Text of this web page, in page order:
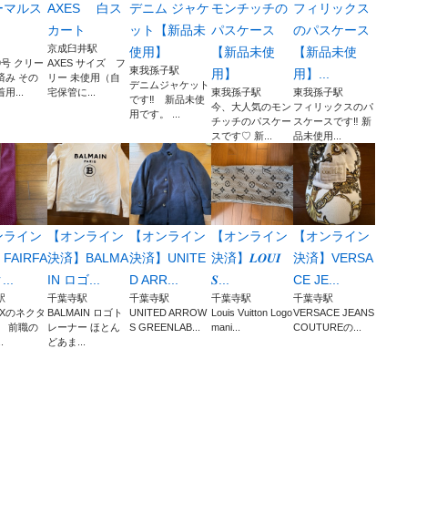
マルス
クリー
み その
用...
AXES 白ス
カート
京成臼井駅
AXES サイズ フ
リー 未使用（自
宅保管に...
デニム ジャケ
ット【新品未
使用】
東我孫子駅
デニムジャケット
です‼️ 新品未使
用です。 ...
モンチッチの
パスケース
【新品未使
用】
東我孫子駅
今、大人気のモン
チッチのパスケー
スです♡ 新...
フィリックス
のパスケース
【新品未使
用】...
東我孫子駅
フィリックスのパ
スケースです‼️ 新
品未使用...
ライン
のネクタ
前職の
【オンライン
決済】BALMA
IN ロゴ...
千葉寺駅
BALMAIN ロゴト
レーナー ほとん
どあま...
【オンライン
決済】UNITE
D ARR...
千葉寺駅
UNITED ARROW
S GREENLAB...
【オンライン
決済】𝑳𝑶𝑼𝑰
𝑺...
千葉寺駅
Louis Vuitton Logo
mani...
【オンライン
決済】VERSA
CE JE...
千葉寺駅
VERSACE JEANS
COUTUREの...